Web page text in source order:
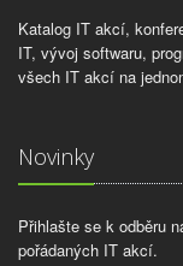
Katalog IT akcí,
IT, vývoj softwaru,
všech IT akcí na
Novinky
Přihlašte se k odběru
pořádaných IT akcí.